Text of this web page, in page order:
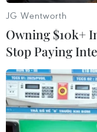
#nổ súng #ga
#súng đạn
#xả
Theo dõi
JG Wentworth
Owning $10k+
Stop Paying